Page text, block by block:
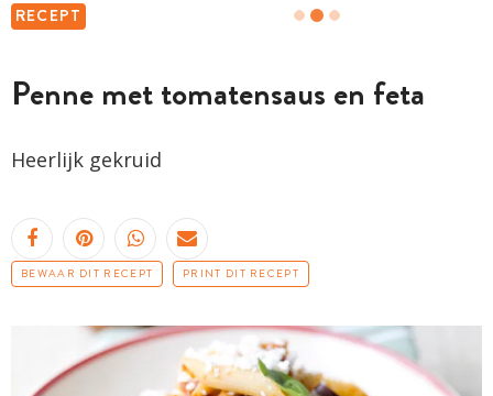
RECEPT
Penne met tomatensaus en feta
Heerlijk gekruid
BEWAAR DIT RECEPT PRINT DIT RECEPT